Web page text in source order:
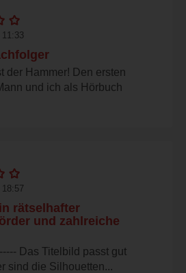
der Hammer! Den ersten
und ich als Hörbuch
rätselhafter
und zahlreiche
Das Titelbild passt gut
sind die Silhouetten...